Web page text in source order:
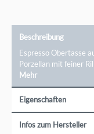
Beschreibung
Espresso Obertasse
Porzellan mit feiner
Mehr
Eigenschaften
Infos zum Hersteller